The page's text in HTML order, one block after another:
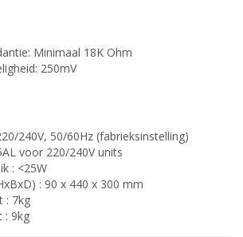
Minimaal 18K Ohm
250mV
240V, 50/60Hz (fabrieksinstelling)
voor 220/240V units
: <25W
: 90 x 440 x 300 mm
: 7kg
: 9kg